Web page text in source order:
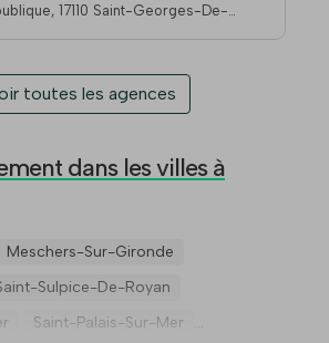
Georges-De-
toutes les agences
dans les villes à
Meschers-Sur-Gironde
Sulpice-De-Royan
Saint-Palais-Sur-Mer